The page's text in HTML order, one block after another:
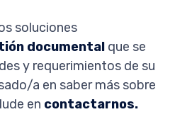
soluciones
documental que se
y requerimientos de su
a en saber más sobre
en contactarnos.